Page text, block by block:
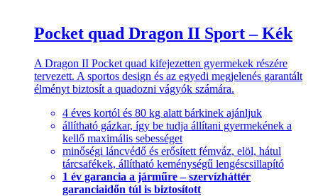
Pocket quad Dragon II Sport – Kék
A Dragon II Pocket quad kifejezetten gyermekek részére
tervezett. A sportos design és az egyedi megjelenés garantált
élményt biztosít a quadozni vágyók számára.
4 éves kortól és 80 kg alatt bárkinek ajánljuk
állítható gázkar, így be tudja állítani gyermekének a
kellő maximális sebességet
minőségi láncvédő és erősített fémváz, elöl, hátul
tárcsafékek, állítható keménységű lengéscsillapító
1 év garancia a járműre – szervízháttér
garanciaidőn túl is biztosított